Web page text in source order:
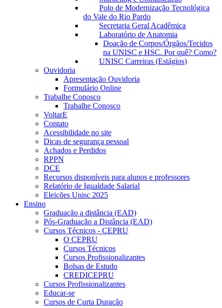
Polo de Modernização Tecnológica
do Vale do Rio Pardo
Secretaria Geral Acadêmica
Laboratório de Anatomia
Doação de Corpos/Órgãos/Tecidos
na UNISC e HSC. Por quê? Como?
UNISC Carreiras (Estágios)
Ouvidoria
Apresentação Ouvidoria
Formulário Online
Trabalhe Conosco
Trabalhe Conosco
VoltarE
Contato
Acessibilidade no site
Dicas de segurança pessoal
Achados e Perdidos
RPPN
DCE
Recursos disponíveis para alunos e professores
Relatório de Igualdade Salarial
Eleições Unisc 2025
Ensino
Graduação a distância (EAD)
Pós-Graduação a Distância (EAD)
Cursos Técnicos - CEPRU
O CEPRU
Cursos Técnicos
Cursos Profissionalizantes
Bolsas de Estudo
CREDICEPRU
Cursos Profissionalizantes
Educar-se
Cursos de Curta Duração